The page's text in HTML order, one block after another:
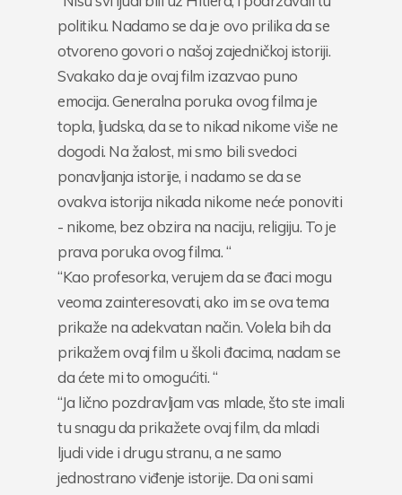
politiku. Nadamo se da je ovo prilika da se
otvoreno govori o našoj zajedničkoj istoriji.
Svakako da je ovaj film izazvao puno
emocija. Generalna poruka ovog filma je
topla, ljudska, da se to nikad nikome više ne
dogodi. Na žalost, mi smo bili svedoci
ponavljanja istorije, i nadamo se da se
ovakva istorija nikada nikome neće ponoviti
- nikome, bez obzira na naciju, religiju. To je
prava poruka ovog filma. “
“Kao profesorka, verujem da se đaci mogu
veoma zainteresovati, ako im se ova tema
prikaže na adekvatan način. Volela bih da
prikažem ovaj film u školi đacima, nadam se
da ćete mi to omogućiti. “
“Ja lično pozdravljam vas mlade, što ste imali
tu snagu da prikažete ovaj film, da mladi
ljudi vide i drugu stranu, a ne samo
jednostrano viđenje istorije. Da oni sami